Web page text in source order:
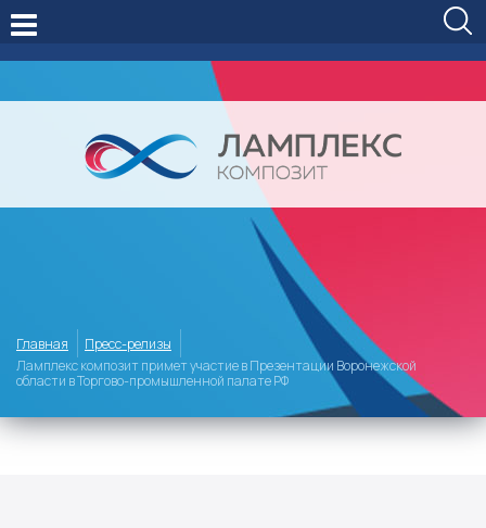
Главная
Пресс-релизы
Ламплекс композит примет участие в Презентации Воронежской
области в Торгово-промышленной палате РФ